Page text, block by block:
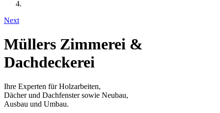
Next
Müllers Zimmerei &
Dachdeckerei
Ihre Experten für Holzarbeiten,
Dächer und Dachfenster sowie Neubau,
Ausbau und Umbau.